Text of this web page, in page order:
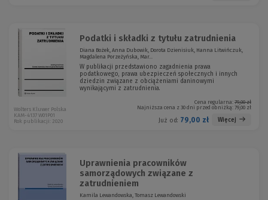
Podatki i składki z tytułu zatrudnienia
Diana Bożek, Anna Dubowik, Dorota Dzienisiuk, Hanna Litwińczuk,
Magdalena Porzeżyńska, Mar...
W publikacji przedstawiono zagadnienia prawa
podatkowego, prawa ubezpieczeń społecznych i innych
dziedzin związane z obciążeniami daninowymi
wynikającymi z zatrudnienia.
Cena regularna: 79,00 zł
Najniższa cena z 30 dni przed obniżką: 79,00 zł
Już od: 79,00 zł Więcej
Wolters Kluwer Polska
KAM-4137 W01P01
Rok publikacji: 2020
Uprawnienia pracowników
samorządowych związane z
zatrudnieniem
Kamila Lewandowska, Tomasz Lewandowski